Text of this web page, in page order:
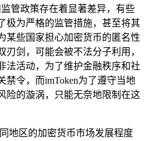
管政策存在着显著差异，有些
极为严格的监管措施，甚至将其
某些国家担心加密货币的匿名性
剑，可能会被不法分子利用，
法活动，为了维护金融秩序和社
禁令，而imToken为了遵守当地
险的漩涡，只能无奈地限制在这
地区的加密货币市场发展程度